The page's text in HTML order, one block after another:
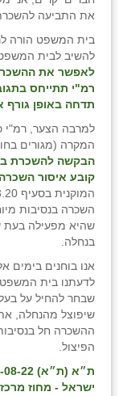
את התביעה
בית המשפט הורה
להשיב לבית
לאפשר את
רמ"י תתייחס
תדחה באופן
למרבה הצער, רמ"י
המקרה (מגורים
הבקשה להשכרת
קובע איסור השכרה
השכרה בנסיבות
שהיא מפעילה בעת
בנחלה.
אנו בוחנים בימים
לדעתנו בית
שבחר להחיל על
שיפוצל מהנחלה,
ההשכרה חל
הפיצול.
ישראל - מחוז מרכז